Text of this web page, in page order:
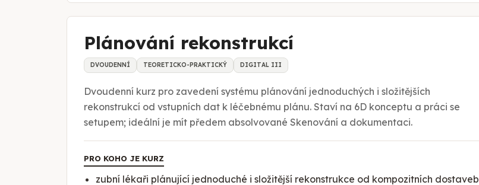
Plánování rekonstrukcí
DVOUDENNÍ TEORETICKO-PRAKTICKÝ DIGITAL III
Dvoudenní kurz pro zavedení systému plánování jednoduchých i složitějších
rekonstrukcí od vstupních dat k léčebnému plánu. Staví na 6D konceptu a práci se
setupem; ideální je mít předem absolvované Skenování a dokumentaci.
PRO KOHO JE KURZ
zubní lékaři plánující jednoduché i složitější rekonstrukce od kompozitních dostaveb